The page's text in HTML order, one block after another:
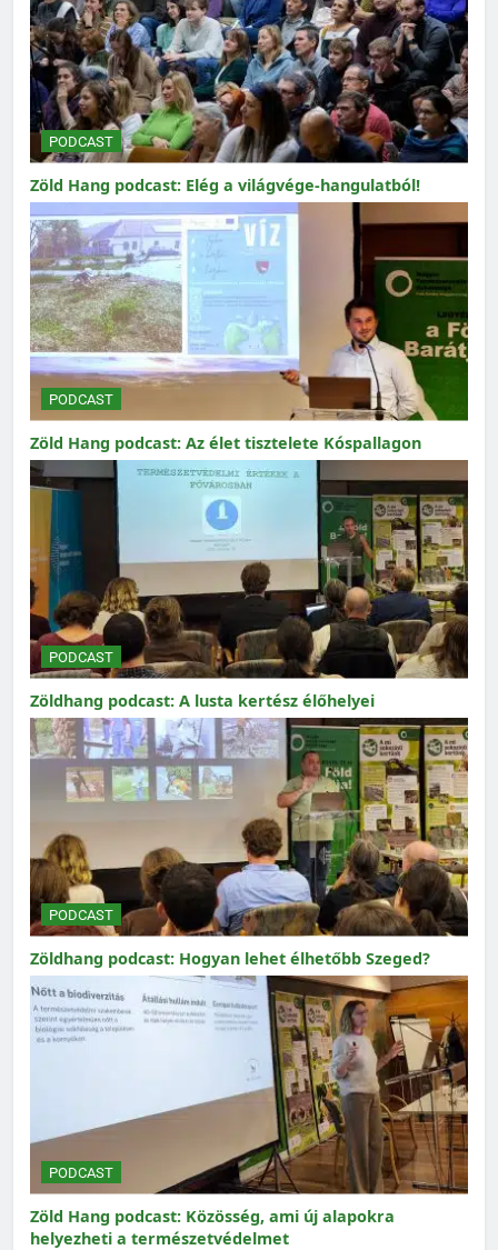
PODCAST
Zöld Hang podcast: Elég a világvége-hangulatból!
PODCAST
Zöld Hang podcast: Az élet tisztelete Kóspallagon
PODCAST
Zöldhang podcast: A lusta kertész élőhelyei
PODCAST
Zöldhang podcast: Hogyan lehet élhetőbb Szeged?
PODCAST
Zöld Hang podcast: Közösség, ami új alapokra
helyezheti a természetvédelmet